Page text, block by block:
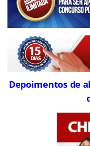
Depoimentos de